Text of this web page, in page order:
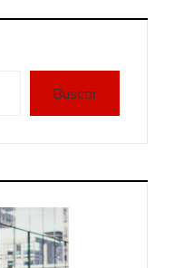
Buscar